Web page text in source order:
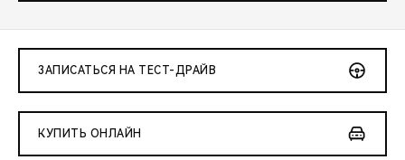
ЗАПИСАТЬСЯ НА ТЕСТ-ДРАЙВ
КУПИТЬ ОНЛАЙН